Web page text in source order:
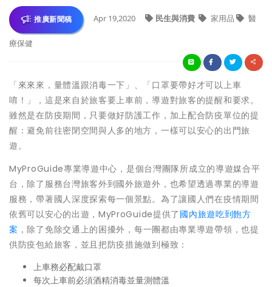
推廣新聞稿 Apr 19,2020 民生與消費 家用品 醫
療保健
「來來來，量體溫跟消毒一下」、「口罩要帶好才可以上車
唷！」，這是來自於旅客要上車前，導遊對旅客的提醒和要求。
雖然是在防疫期間，只要做好防護工作，加上配合防疫單位的提
醒：避免前往密閉空間與人多的地方，一樣可以安心的出門旅
遊。
MyProGuide專業導遊中心，是個台灣團隊所成立的導遊媒合平
台，除了服務台灣旅客外到國外旅遊外，也希望透過專業的導遊
服務，帶著國人深度探索每一個景點。為了讓國人們在疫情期間
依舊可以安心的出遊，MyProGuide提供了 國內旅遊吃到飽方
案 ，除了免除交通上的困擾外，每一團都由專業導遊帶領，也提
供防疫包給旅客，並且把防疫措施做到極致：
上車務必配戴口罩
每次上車前必須酒精消毒並量測體溫